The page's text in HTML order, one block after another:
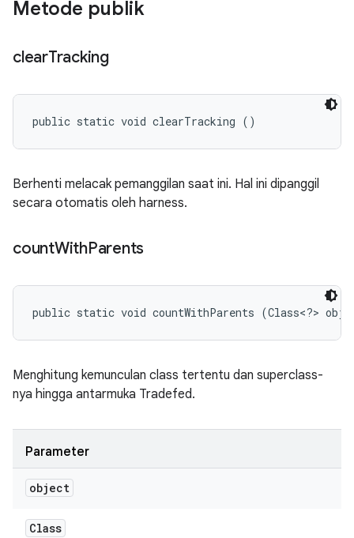
Metode publik
clearTracking
public static void clearTracking ()
Berhenti melacak pemanggilan saat ini. Hal ini dipanggil
secara otomatis oleh harness.
countWithParents
public static void countWithParents (Class<?>
Menghitung kemunculan class tertentu dan superclass-
nya hingga antarmuka Tradefed.
Parameter
object
Class